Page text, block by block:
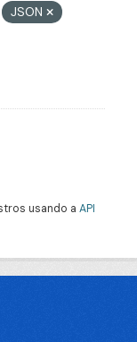
JSON
usando a API